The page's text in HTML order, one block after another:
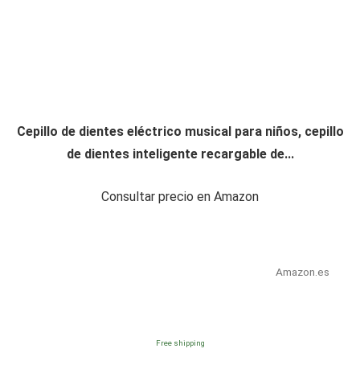
Cepillo de dientes eléctrico musical para niños, cepillo
de dientes inteligente recargable de...
Consultar precio en Amazon
Amazon.es
Free shipping